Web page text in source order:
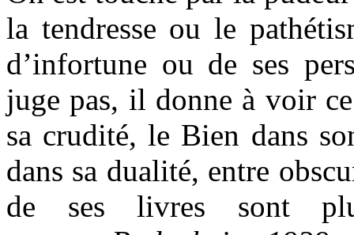
la tendresse ou le
d’infortune ou de ses
juge pas, il donne à voir
sa crudité, le Bien dans
dans sa dualité, entre
de ses livres sont